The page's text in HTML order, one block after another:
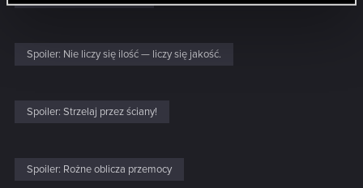
Spoiler: Nie liczy się ilość — liczy się jakość.
Spoiler: Strzelaj przez ściany!
Spoiler: Rożne oblicza przemocy